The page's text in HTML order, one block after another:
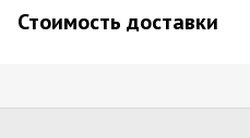
Стоимость доставки